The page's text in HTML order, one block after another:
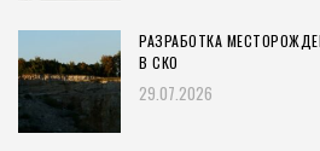
РАЗРАБОТКА
В СКО
29.07.2026